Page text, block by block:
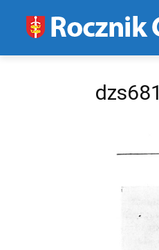
dzs681